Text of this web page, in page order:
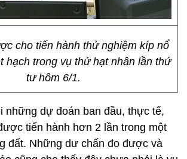
cho tiến hành thử nghiệm kíp nổ
hạch trong vụ thử hạt nhân lần thứ
tư hôm 6/1.
những dự đoán ban đầu, thực tế,
tiến hành hơn 2 lần trong một
đất. Những dư chấn đo được và